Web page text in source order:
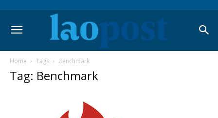
Home Tags Benchmark
Tag: Benchmark